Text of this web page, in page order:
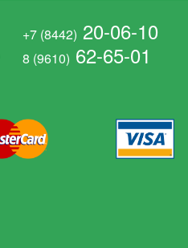
+7 (8442) 20-06-10
8 (9610) 62-65-01